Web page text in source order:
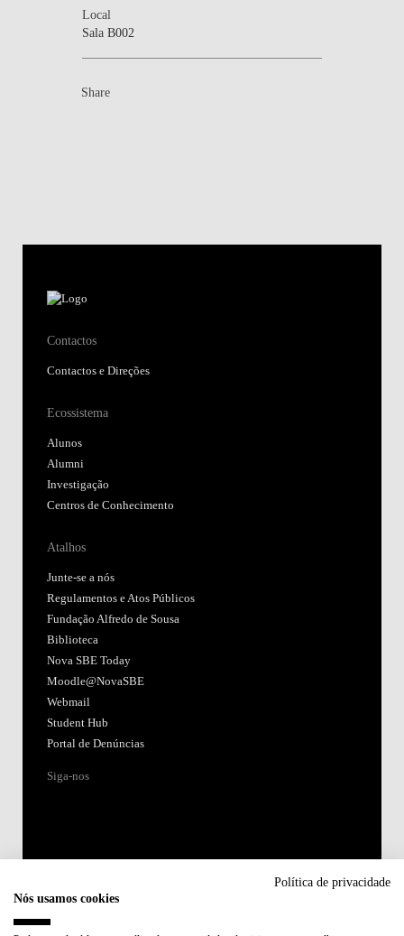
Local
Sala B002
Share
Contactos
Contactos e Direções
Ecossistema
Alunos
Alumni
Investigação
Centros de Conhecimento
Atalhos
Junte-se a nós
Regulamentos e Atos Públicos
Fundação Alfredo de Sousa
Biblioteca
Nova SBE Today
Moodle@NovaSBE
Webmail
Student Hub
Portal de Denúncias
Siga-nos
Política de privacidade
Nós usamos cookies